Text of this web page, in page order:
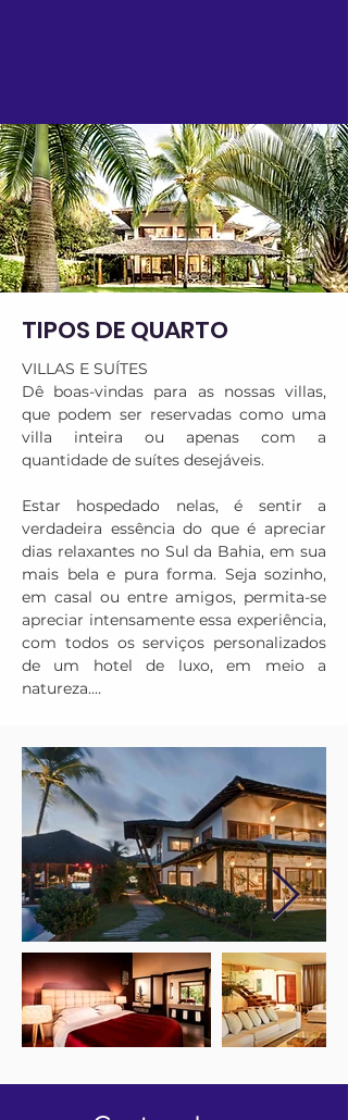
TIPOS DE QUARTO
VILLAS E SUÍTES
Dê boas-vindas para as nossas villas,
que podem ser reservadas como uma
villa inteira ou apenas com a
quantidade de suítes desejáveis.
Estar hospedado nelas, é sentir a
verdadeira essência do que é apreciar
dias relaxantes no Sul da Bahia, em sua
mais bela e pura forma. Seja sozinho,
em casal ou entre amigos, permita-se
apreciar intensamente essa experiência,
com todos os serviços personalizados
de um hotel de luxo, em meio a
natureza.
Ambientes espaçosos e confortáveis,
suíte master com vista para o mar,
suítes vista jardim e detalhes que nos
remetem a verdadeira essência do
vilarejo. Convide pessoas especiais para
compartilharem com você dias de pura
tranquilidade nas charmosas Villas
Ocara.
VILLA TABA
Os dias nas Villas Taba vão além do
esperado. Tenha a sensação de estar em
casa, mas com as comodidades e
serviços de um hotel de luxo. As áreas